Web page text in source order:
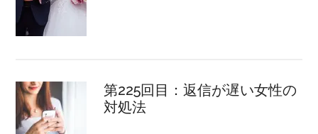
第225回目：返信が遅い女性の
対処法